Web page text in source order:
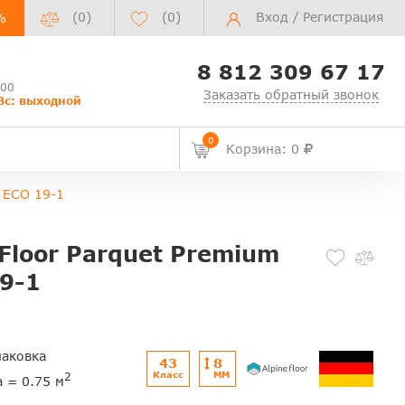
(0) (0) Вход / Регистрация
выходной
8 812 309 67 17
Заказать обратный звонок
0
Корзина: 0
19-1
Parquet Premium
1
= 0.75 м2
43
Класс
8
ММ